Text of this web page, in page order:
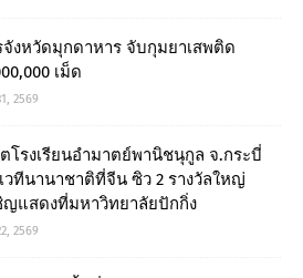
จังหวัดมุกดาหาร จับกุมยาเสพติด
เม็ด
2569
โรงเรียนอำมาตย์พานิชนุกูล จ.กระบี่
วทีนานาชาติที่จีน ซิว 2 รางวัลใหญ่
ญแสดงที่มหาวิทยาลัยปักกิ่ง
2569